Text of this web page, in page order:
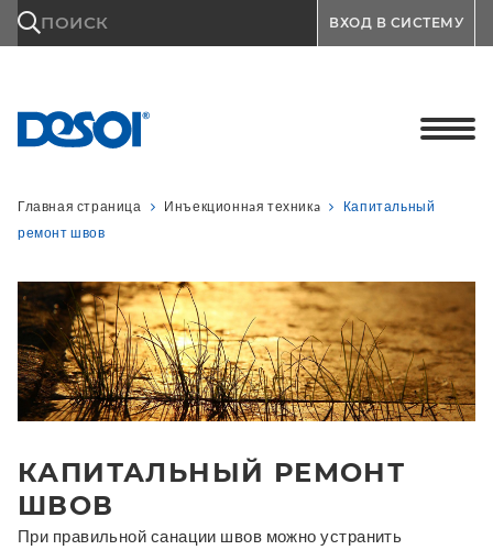
ПОИСК ВХОД В СИСТЕМУ
Главная страница Инъекционнaя техникa
Капитальный
ремонт швов
КАПИТАЛЬНЫЙ РЕМОНТ
ШВОВ
При правильной санации швов можно устранить